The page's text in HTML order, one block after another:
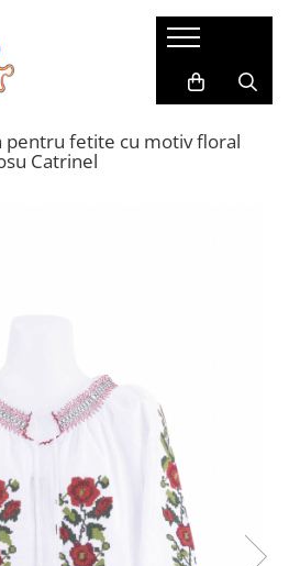
pentru fetite cu motiv floral
Catrinel